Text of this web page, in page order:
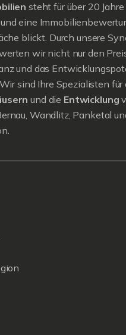
steht für über 20 Jahre
eine
blickt. Durch unsere
wir nicht nur den
und das
sind Ihre Spezialisten für
und die Entwicklung
Wandlitz, Panketal